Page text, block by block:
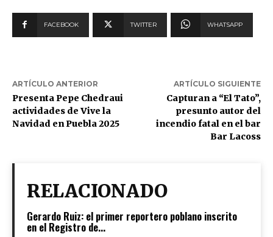
FACEBOOK TWITTER WHATSAPP
ARTÍCULO ANTERIOR
Presenta Pepe Chedraui
actividades de Vive la
Navidad en Puebla 2025
ARTÍCULO SIGUIENTE
Capturan a “El Tato”,
presunto autor del
incendio fatal en el bar
Bar Lacoss
RELACIONADO
Gerardo Ruiz: el primer reportero poblano inscrito
en el Registro de...